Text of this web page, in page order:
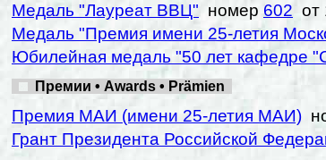
Медаль "Лауреат ВВЦ" номер 602 от
Медаль "Премия имени 25-летия
Юбилейная медаль "50 лет кафедре
Премии • Awards • Prämien
Премия МАИ (имени 25-летия МАИ)
Грант Президента Российской